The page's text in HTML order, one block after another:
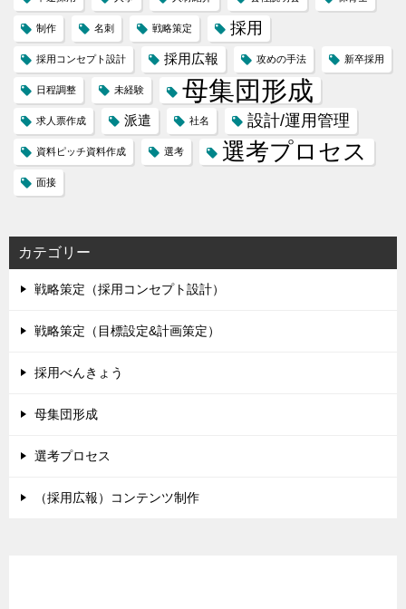
制作 名刺 戦略策定 採用
採用コンセプト設計 採用広報 攻めの手法 新卒採用
日程調整 未経験 母集団形成
求人票作成 派遣 社名 設計/運用管理
資料ピッチ資料作成 選考 選考プロセス
面接
カテゴリー
戦略策定（採用コンセプト設計）
戦略策定（目標設定&計画策定）
採用べんきょう
母集団形成
選考プロセス
（採用広報）コンテンツ制作